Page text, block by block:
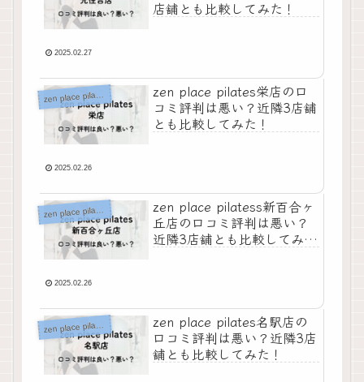
店舗とも比較してみた！
2025.02.27
z
zen place pilates栄店の口
コミ評判は悪い？近隣3店舗
とも比較してみた！
2025.02.26
z
zen place pilatess新百合ヶ
丘店の口コミ評判は悪い？
近隣3店舗とも比較してみ
2025.02.26
z
en place pilates
zen place pilates名駅店の
口コミ評判は悪い？近隣3店
舗とも比較してみた！